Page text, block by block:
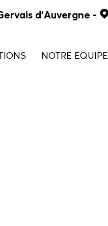
d'Auvergne -
NOTRE EQUIPE